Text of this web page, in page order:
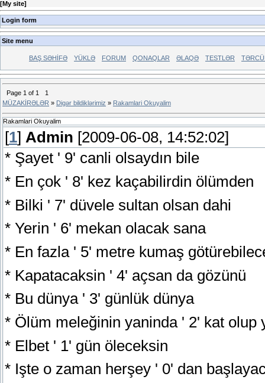
[My site]
Login form
Site menu
BAŞ SƏHİFƏ YÜKLƏ FORUM QONAQLAR ƏLAQƏ TESTLƏR
Page 1 of 1
1
MÜZAKİRƏLƏR » Digər bildiklərimiz » Rakamlari Okuyalim
Rakamlari Okuyalim
[1] Admin [2009-06-08, 14:52:02]
* Şayet ' 9' canli olsaydın bile
* En çok ' 8' kez kaçabilirdin ölümden
* Bilki ' 7' düvele sultan olsan dahi
* Yerin ' 6' mekan olacak sana
* En fazla ' 5' metre kumaş
* Kapatacaksin ' 4' açsan da gözünü
* Bu dünya ' 3' günlük dünya
* Ölüm meleğinin yaninda ' 2' kat olup
* Elbet ' 1' gün öleceksin
* Işte o zaman herşey ' 0' dan